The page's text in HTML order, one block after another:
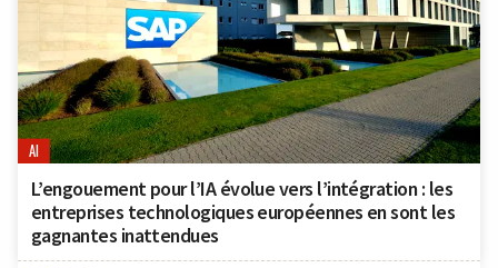
AI
L’engouement pour l’IA évolue vers l’intégration : les
entreprises technologiques européennes en sont les
gagnantes inattendues